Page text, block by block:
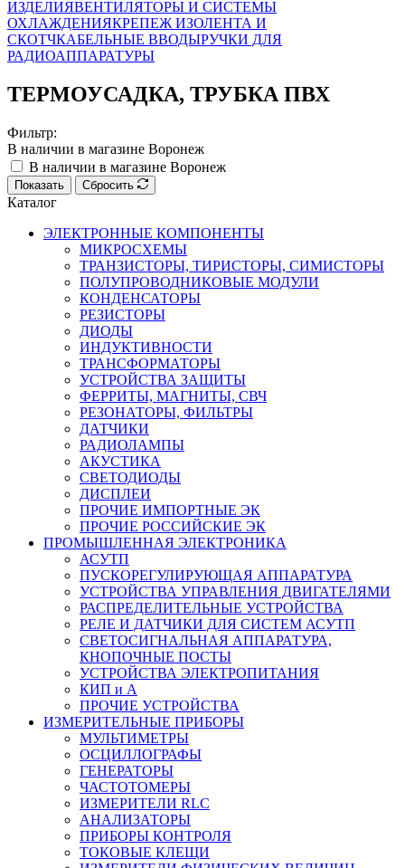
ИЗДЕЛИЯВЕНТИЛЯТОРЫ И СИСТЕМЫ
ОХЛАЖДЕНИЯКРЕПЕЖ ИЗОЛЕНТА И
СКОТЧКАБЕЛЬНЫЕ ВВОДЫРУЧКИ ДЛЯ
РАДИОАППАРАТУРЫ
ТЕРМОУСАДКА, ТРУБКА ПВХ
Фильтр:
В наличии в магазине Воронеж
В наличии в магазине Воронеж
Показать Сбросить
Каталог
ЭЛЕКТРОННЫЕ КОМПОНЕНТЫ
МИКРОСХЕМЫ
ТРАНЗИСТОРЫ, ТИРИСТОРЫ, СИМИСТОРЫ
ПОЛУПРОВОДНИКОВЫЕ МОДУЛИ
КОНДЕНСАТОРЫ
РЕЗИСТОРЫ
ДИОДЫ
ИНДУКТИВНОСТИ
ТРАНСФОРМАТОРЫ
УСТРОЙСТВА ЗАЩИТЫ
ФЕРРИТЫ, МАГНИТЫ, СВЧ
РЕЗОНАТОРЫ, ФИЛЬТРЫ
ДАТЧИКИ
РАДИОЛАМПЫ
АКУСТИКА
СВЕТОДИОДЫ
ДИСПЛЕИ
ПРОЧИЕ ИМПОРТНЫЕ ЭК
ПРОЧИЕ РОССИЙСКИЕ ЭК
ПРОМЫШЛЕННАЯ ЭЛЕКТРОНИКА
АСУТП
ПУСКОРЕГУЛИРУЮЩАЯ АППАРАТУРА
УСТРОЙСТВА УПРАВЛЕНИЯ ДВИГАТЕЛЯМИ
РАСПРЕДЕЛИТЕЛЬНЫЕ УСТРОЙСТВА
РЕЛЕ И ДАТЧИКИ ДЛЯ СИСТЕМ АСУТП
СВЕТОСИГНАЛЬНАЯ АППАРАТУРА,
КНОПОЧНЫЕ ПОСТЫ
УСТРОЙСТВА ЭЛЕКТРОПИТАНИЯ
КИП и А
ПРОЧИЕ УСТРОЙСТВА
ИЗМЕРИТЕЛЬНЫЕ ПРИБОРЫ
МУЛЬТИМЕТРЫ
ОСЦИЛЛОГРАФЫ
ГЕНЕРАТОРЫ
ЧАСТОТОМЕРЫ
ИЗМЕРИТЕЛИ RLC
АНАЛИЗАТОРЫ
ПРИБОРЫ КОНТРОЛЯ
ТОКОВЫЕ КЛЕЩИ